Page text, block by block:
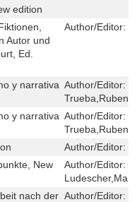
edition
Autor und
Ed.
Author/Editor:
y narrativa Author/Editor:
Trueba,Ruben
y narrativa Author/Editor:
Trueba,Ruben
Author/Editor:
New
Author/Editor:
nach der Author/Editor: